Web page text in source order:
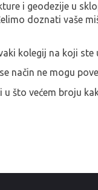
i geodezije u
doznati vaše
kolegij na koji ste
način ne mogu
što većem broju